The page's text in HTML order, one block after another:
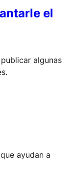
el
algunas
ayudan a